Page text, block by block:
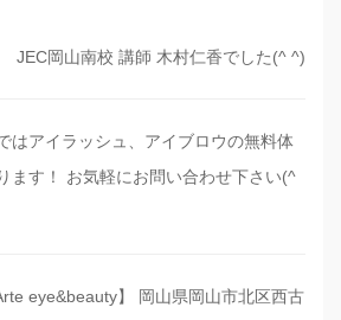
JEC岡山南校 講師 木村仁香でした(^ ^)
はアイラッシュ、アイブロウの無料体
ます！ お気軽にお問い合わせ下さい(^
eye&beauty】 岡山県岡山市北区西古